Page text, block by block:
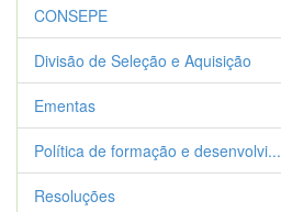
CONSEPE
Divisão de Seleção e Aquisição
Ementas
Política de formação e desenvolvi...
Resoluções